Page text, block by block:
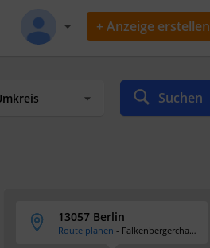
+ Anzeige erstellen
Suchen
13057 Berlin
Route planen - Falkenbergerchaussee 142